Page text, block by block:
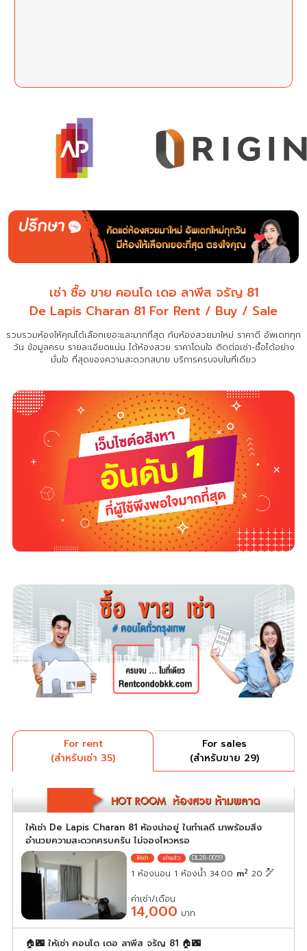
เช่า ซื้อ ขาย คอนโด เดอ ลาพีส จรัญ 81
De Lapis Charan 81 For Rent / Buy / Sale
รวบรวมห้องให้คุณได้เลือกเยอะและมากที่สุด กับห้องสวยมาใหม่ ราคาดี อัพเดททุก
วัน ข้อมูลครบ รายละเอียดแน่นได้ห้องสวย ราคาโดนใจ ติดต่อเช่า-ซื้อได้อย่าง
มั่นใจ ที่สุดของความสะดวกสบาย บริการครบจบในที่เดียว
For rent
(สำหรับเช่า 35)
For sales
(สำหรับขาย 29)
ให้เช่า De Lapis Charan 81 ห้องน่าอยู่ ในทำเลดี มาพร้อมสิ่ง
อำนวยความสะดวกครบครัน ไม่จองไหวหรอ
DL28-0059
1 ห้องนอน 1 ห้องน้ำ 34.00 m2 20
ค่าเช่า/เดือน
14,000 บาท
🏠🌃 ให้เช่า คอนโด เดอ ลาพีส จรัญ 81 🏠🌃